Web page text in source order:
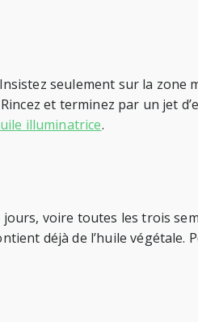
seulement sur la
et terminez par un jet
illuminatrice.
voire toutes les trois
déjà de l’huile végétale.